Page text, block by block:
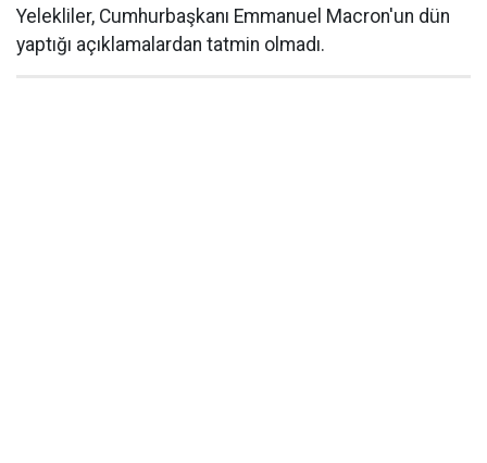
Yelekliler, Cumhurbaşkanı Emmanuel Macron'un dün
yaptığı açıklamalardan tatmin olmadı.